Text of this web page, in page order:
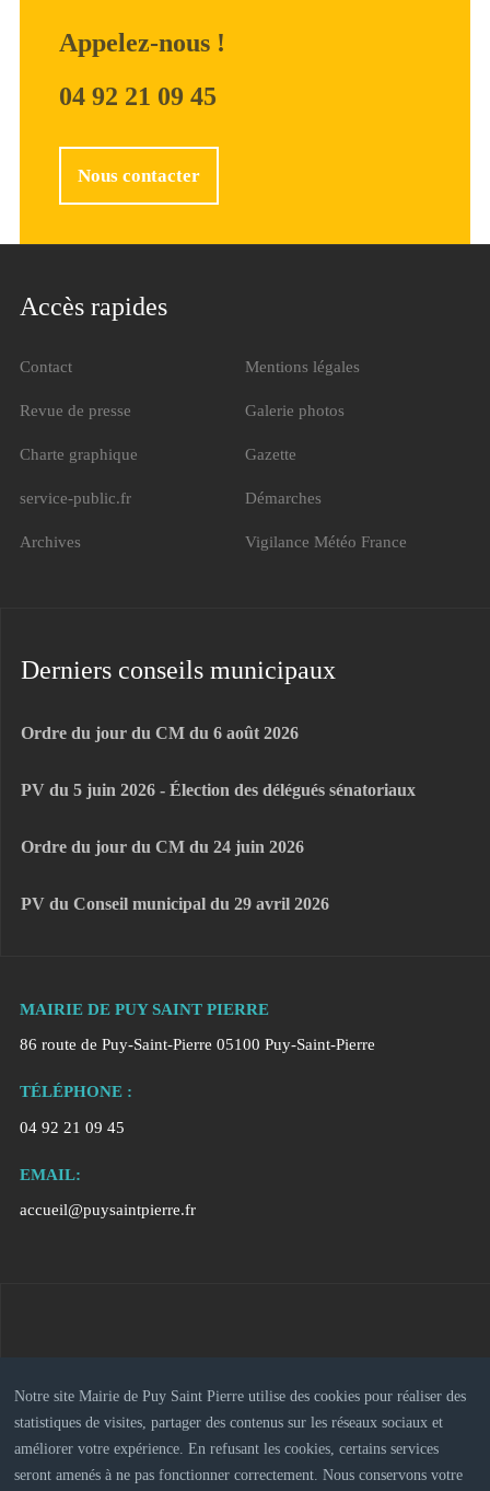
Appelez-nous !
04 92 21 09 45
Nous contacter
Accès rapides
Contact Mentions légales
Revue de presse Galerie photos
Charte graphique Gazette
service-public.fr Démarches
Archives Vigilance Météo France
Derniers conseils municipaux
Ordre du jour du CM du 6 août 2026
PV du 5 juin 2026 - Élection des délégués sénatoriaux
Ordre du jour du CM du 24 juin 2026
PV du Conseil municipal du 29 avril 2026
MAIRIE DE PUY SAINT PIERRE
86 route de Puy-Saint-Pierre 05100 Puy-Saint-Pierre
TÉLÉPHONE :
04 92 21 09 45
EMAIL:
accueil@puysaintpierre.fr
Notre site Mairie de Puy Saint Pierre utilise des cookies pour réaliser des
statistiques de visites, partager des contenus sur les réseaux sociaux et
améliorer votre expérience. En refusant les cookies, certains services
seront amenés à ne pas fonctionner correctement. Nous conservons votre